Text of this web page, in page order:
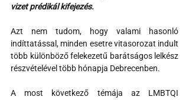
vizet prédikál kifejezés.
Azt nem tudom, hogy valami hasonló
indíttatással, minden esetre vitasorozat indult
több különböző felekezetű barátságos lelkész
részvételével több hónapja Debrecenben.
A most következő témája az LMBTQI